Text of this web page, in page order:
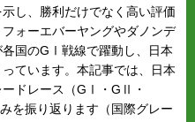
し、勝利だけでなく高い評価
ォーエバーヤングやダノンデ
国のGⅠ戦線で躍動し、日本
ています。本記事では、日本
ードレース（GⅠ・GⅡ・
を振り返ります（国際グレー